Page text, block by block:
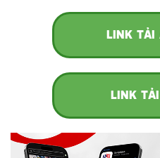
Phong Thủy - Tâm Linh
Phương Tây
LINK TẢI
LINK